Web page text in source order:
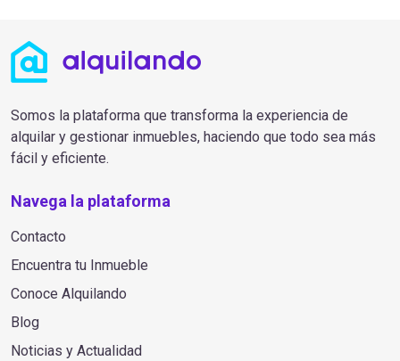
Somos la plataforma que transforma la experiencia de
alquilar y gestionar inmuebles, haciendo que todo sea más
fácil y eficiente.
Navega la plataforma
Contacto
Encuentra tu Inmueble
Conoce Alquilando
Blog
Noticias y Actualidad